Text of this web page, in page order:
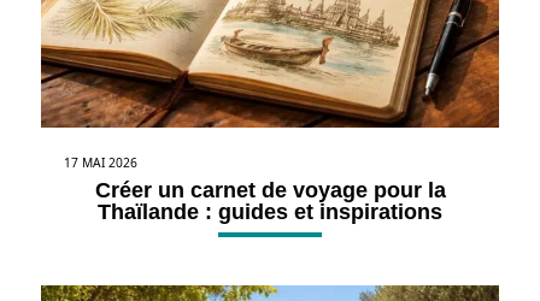
17 MAI 2026
Créer un carnet de voyage pour la
Thaïlande : guides et inspirations